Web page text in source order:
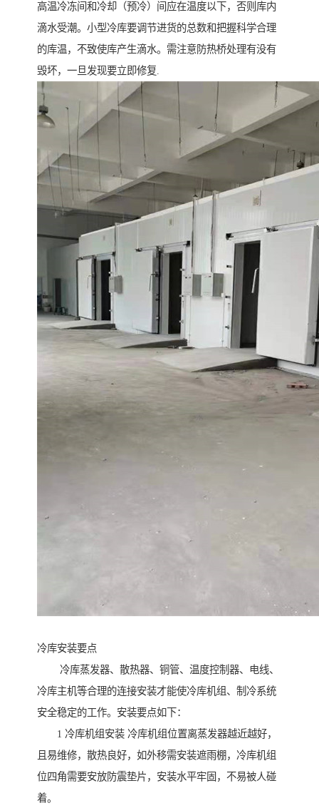
高温冷冻间和冷却（预冷）间应在温度以下，否则库内
滴水受潮。小型冷库要调节进货的总数和把握科学合理
的库温，不致使库产生滴水。需注意防热桥处理有没有
毁坏，一旦发现要立即修复.
冷库安装要点
冷库蒸发器、散热器、铜管、温度控制器、电线、
冷库主机等合理的连接安装才能使冷库机组、制冷系统
安全稳定的工作。安装要点如下：
1 冷库机组安装 冷库机组位置离蒸发器越近越好，
且易维修，散热良好，如外移需安装遮雨棚，冷库机组
位四角需要安放防震垫片，安装水平牢固，不易被人碰
着。